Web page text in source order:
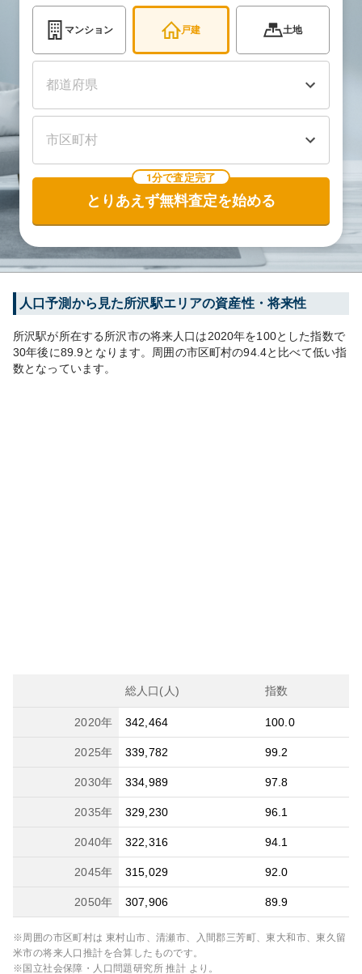
マンション 戸建 土地
1分で査定完了
とりあえず無料査定を始める
人口予測から見た所沢駅エリアの資産性・将来性
所沢駅が所在する所沢市の将来人口は2020年を100とした指数で
30年後に89.9となります。 周囲の市区町村の94.4と比べて低い指
数となっています。
総人口(人) 指数
2020年 342,464 100.0
2025年 339,782 99.2
2030年 334,989 97.8
2035年 329,230 96.1
2040年 322,316 94.1
2045年 315,029 92.0
2050年 307,906 89.9
※周囲の市区町村は 東村山市、清瀬市、入間郡三芳町、東大和市、東久留
米市の将来人口推計を合算したものです。
※国立社会保障・人口問題研究所 推計 より。